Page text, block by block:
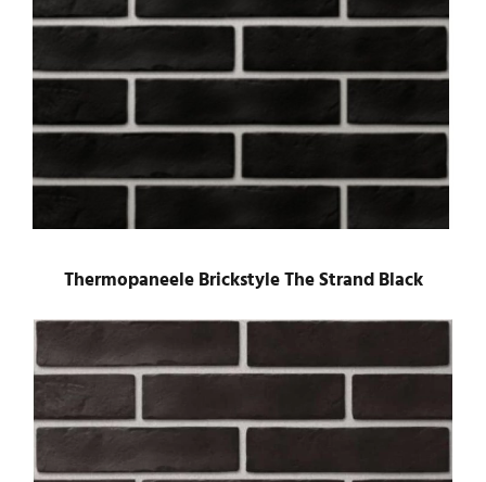
Thermopaneele Brickstyle The Strand Black